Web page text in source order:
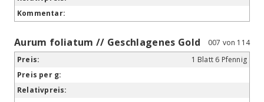
Aurum foliatum // Geschlagenes Gold
007 von 114
1 Blatt 6 Pfennig